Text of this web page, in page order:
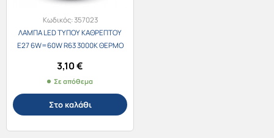
Κωδικός:357023
ΛΑΜΠΑ LED ΤΥΠΟΥ ΚΑΘΡΕΠΤΟΥ
E27 6W=60W R63 3000K ΘΕΡΜΟ
3,10€
Σε απόθεμα
Στο καλάθι